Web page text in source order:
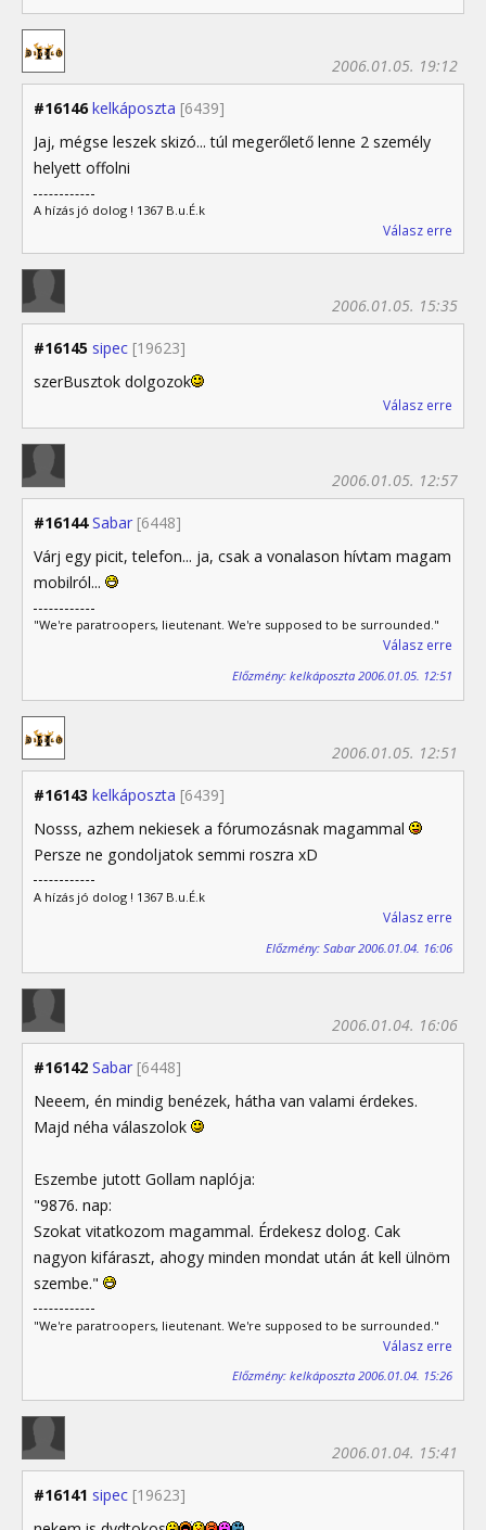
#16146 kelkáposzta [6439]
2006.01.05. 19:12
Jaj, mégse leszek skizó... túl megerőlető lenne 2 személy
helyett offolni
A hízás jó dolog ! 1367 B.u.É.k
Válasz erre
#16145 sipec [19623]
2006.01.05. 15:35
szerBusztok dolgozok
Válasz erre
#16144 Sabar [6448]
2006.01.05. 12:57
Várj egy picit, telefon... ja, csak a vonalason hívtam magam
mobilról...
"We're paratroopers, lieutenant. We're supposed to be surrounded."
Válasz erre
Előzmény: kelkáposzta 2006.01.05. 12:51
#16143 kelkáposzta [6439]
2006.01.05. 12:51
Nosss, azhem nekiesek a fórumozásnak magammal
Persze ne gondoljatok semmi roszra xD
A hízás jó dolog ! 1367 B.u.É.k
Válasz erre
Előzmény: Sabar 2006.01.04. 16:06
#16142 Sabar [6448]
2006.01.04. 16:06
Neeem, én mindig benézek, hátha van valami érdekes.
Majd néha válaszolok
Eszembe jutott Gollam naplója:
"9876. nap:
Szokat vitatkozom magammal. Érdekesz dolog. Cak
nagyon kifáraszt, ahogy minden mondat után át kell ülnöm
szembe."
"We're paratroopers, lieutenant. We're supposed to be surrounded."
Válasz erre
Előzmény: kelkáposzta 2006.01.04. 15:26
#16141 sipec [19623]
2006.01.04. 15:41